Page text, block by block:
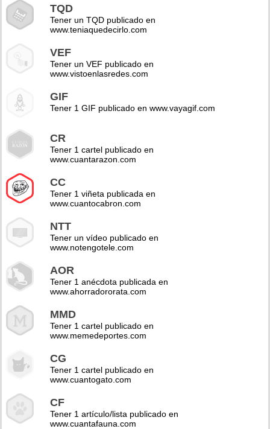
TQD
Tener un TQD publicado en
www.teniaquedecirlo.com
VEF
Tener un VEF publicado en
www.vistoenlasredes.com
GIF
Tener 1 GIF publicado en www.vayagif.com
CR
Tener 1 cartel publicado en
www.cuantarazon.com
CC
Tener 1 viñeta publicada en
www.cuantocabron.com
NTT
Tener un vídeo publicado en
www.notengotele.com
AOR
Tener 1 anécdota publicada en
www.ahorradororata.com
MMD
Tener 1 cartel publicado en
www.memedeportes.com
CG
Tener 1 cartel publicado en
www.cuantogato.com
CF
Tener 1 artículo/lista publicado en
www.cuantafauna.com